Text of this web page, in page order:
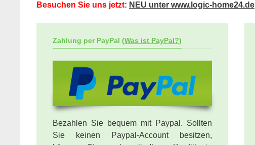
Besuchen Sie uns jetzt: NEU unter www.logic-home24.de
Zahlung per PayPal (Was ist PayPal?)
Bezahlen Sie bequem mit Paypal. Sollten
Sie keinen Paypal-Account besitzen,